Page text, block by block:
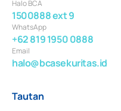
Halo BCA
1500888 ext 9
WhatsApp
+62 819 1950 0888
Email
halo@bcasekuritas.id
Tautan